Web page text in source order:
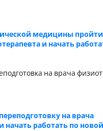
медицины пройти
и начать
на врача
на врача
работать по новой